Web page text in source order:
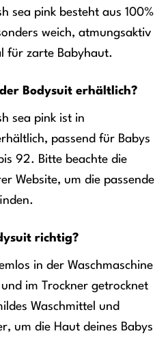
sea pink besteht aus 100%
weich, atmungsaktiv
für zarte Babyhaut.
Bodysuit erhältlich?
sea pink ist in
passend für Babys
92. Bitte beachte die
Website, um die passende
richtig?
in der Waschmaschine
im Trockner getrocknet
Waschmittel und
um die Haut deines Babys